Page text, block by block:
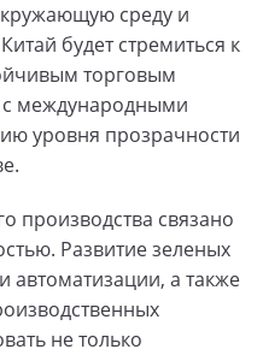
среду и
будет стремиться к
торговым
с международными
уровня прозрачности
производства связано
Развитие зеленых
автоматизации, а также
не только